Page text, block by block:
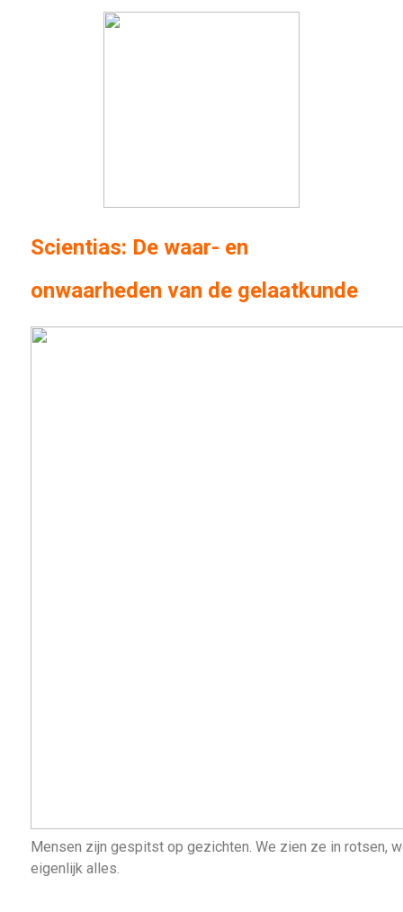
Scientias: De waar- en
onwaarheden van de gelaatkunde
Mensen zijn gespitst op gezichten. We zien ze in rotsen,
eigenlijk alles.